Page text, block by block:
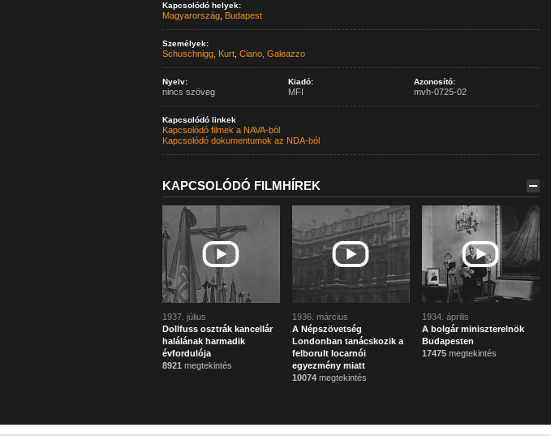
Kapcsolódó helyek:
Magyarország, Budapest
Személyek:
Schuschnigg, Kurt, Ciano, Galeazzo
Nyelv:
nincs szöveg
Kiadó:
MFI
Azonosító:
mvh-0725-02
Kapcsolódó linkek
Kapcsolódó filmek a NAVA-ból
Kapcsolódó dokumentumok az NDA-ból
KAPCSOLÓDÓ FILMHÍREK
1937. július
Dollfuss osztrák kancellár
halálának harmadik
évfordulója
8921 megtekintés
1936. március
A Népszövetség
Londonban tanácskozik a
felborult locarnói
egyezmény miatt
10074megtekintés
1934. április
A bolgár miniszterelnök
Budapesten
17475megtekintés